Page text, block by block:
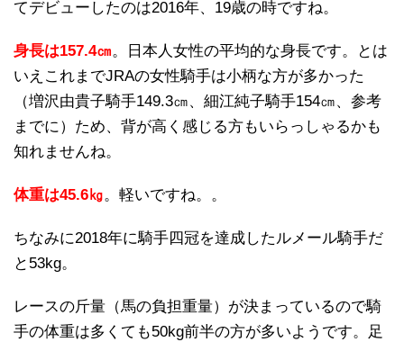
てデビューしたのは2016年、19歳の時ですね。
身長は157.4㎝。日本人女性の平均的な身長です。とは
いえこれまでJRAの女性騎手は小柄な方が多かった
（増沢由貴子騎手149.3㎝、細江純子騎手154㎝、参考
までに）ため、背が高く感じる方もいらっしゃるかも
知れませんね。
体重は45.6㎏。軽いですね。。
ちなみに2018年に騎手四冠を達成したルメール騎手だ
と53kg。
レースの斤量（馬の負担重量）が決まっているので騎
手の体重は多くても50kg前半の方が多いようです。足